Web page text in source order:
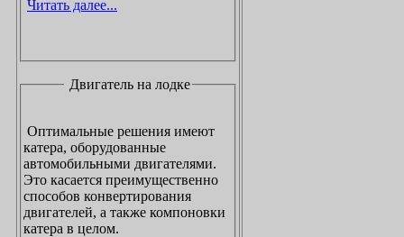
Читать далее...
Двигатель на лодке
Оптимальные решения имеют
катера, оборудованные
автомобильными двигателями.
Это касается преимущественно
способов конвертирования
двигателей, а также компоновки
катера в целом.